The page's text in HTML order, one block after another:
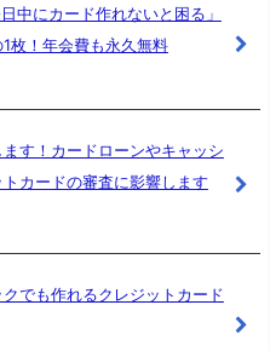
中にカード作れないと困る」
枚！年会費も永久無料
す！カードローンやキャッシ
カードの審査に影響します
でも作れるクレジットカード